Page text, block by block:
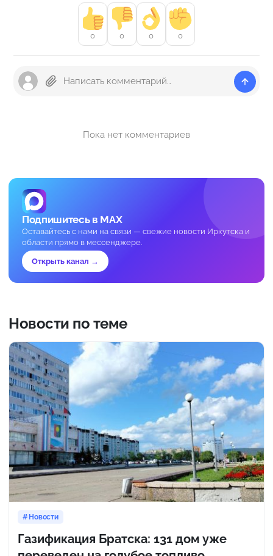
0 0 0 0
Пока нет комментариев
Подпишитесь в MAX
Оставайтесь с нами на связи — свежие новости Иркутска и
области прямо в мессенджере.
Открыть канал →
Новости по теме
Новости
Газификация Братска: 131 дом уже